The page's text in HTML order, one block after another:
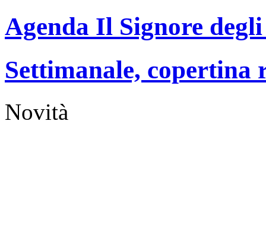
Agenda Il Signore
Settimanale, copertina
Novità